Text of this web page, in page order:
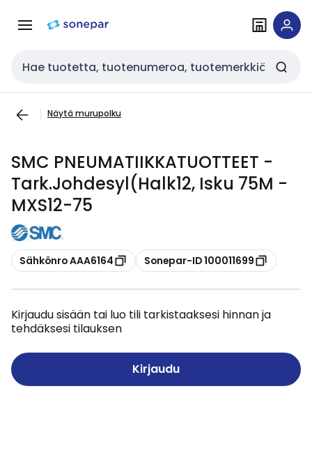
navigointiinsisältöön
Haku
Näytä murupolku
SMC PNEUMATIIKKATUOTTEET -
Tark.Johdesyl(Halk12, Isku 75M -
MXS12-75
Kopioi
Sähkönro AAA6164 Kopioi
Sonepar-ID 100011699
Kirjaudu sisään tai luo tili tarkistaaksesi hinnan ja
tehdäksesi tilauksen
Kirjaudu